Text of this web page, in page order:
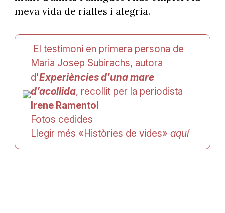
meva vida de rialles i alegria.
El testimoni en primera persona de
Maria Josep Subirachs, autora
d'Experiències d'una mare
d’acollida, recollit per la periodista
Irene Ramentol
Fotos cedides
Llegir més «Històries de vides» aquí